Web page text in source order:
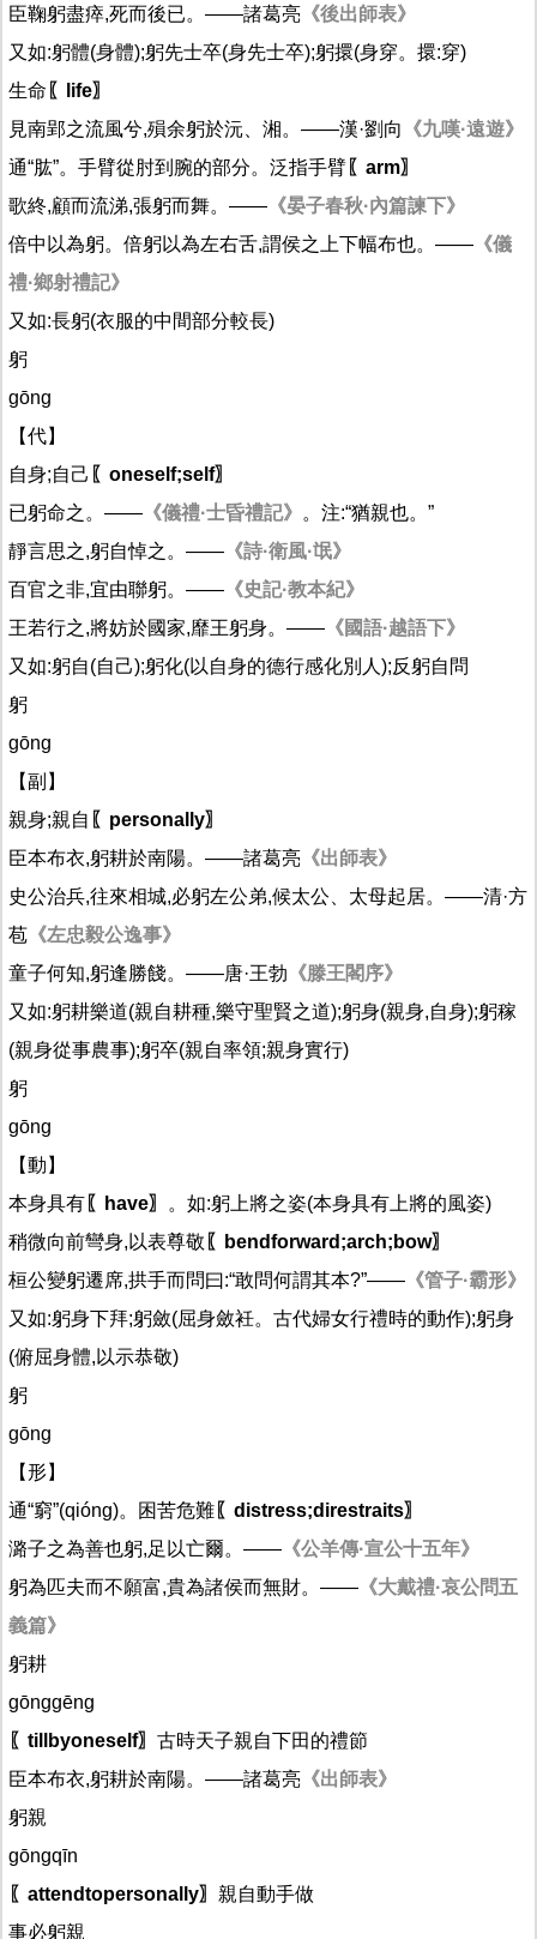
臣鞠躬盡瘁,死而後已。——諸葛亮 《後出師表》
又如:躬體(身體);躬先士卒(身先士卒);躬擐(身穿。擐:穿)
生命 〖life〗
見南郢之流風兮,殞余躬於沅、湘。——漢·劉向
《九嘆·遠遊》
通“肱”。手臂從肘到腕的部分。泛指手臂 〖arm〗
歌終,顧而流涕,張躬而舞。—— 《晏子春秋·內篇諫下》
倍中以為躬。倍躬以為左右舌,謂侯之上下幅布也。—— 《儀
禮·鄉射禮記》
又如:長躬(衣服的中間部分較長)
躬
gōng
【代】
自身;自己 〖oneself;self〗
已躬命之。—— 《儀禮·士昏禮記》 。注:“猶親也。”
靜言思之,躬自悼之。—— 《詩·衛風·氓》
百官之非,宜由聯躬。—— 《史記·教本紀》
王若行之,將妨於國家,靡王躬身。—— 《國語·越語下》
又如:躬自(自己);躬化(以自身的德行感化別人);反躬自問
躬
gōng
【副】
親身;親自 〖personally〗
臣本布衣,躬耕於南陽。——諸葛亮 《出師表》
史公治兵,往來相城,必躬左公弟,候太公、太母起居。——清·方
苞 《左忠毅公逸事》
童子何知,躬逢勝餞。——唐·王勃 《滕王閣序》
又如:躬耕樂道(親自耕種,樂守聖賢之道);躬身(親身,自身);躬稼
(親身從事農事);躬卒(親自率領;親身實行)
躬
gōng
【動】
本身具有 〖have〗
。如:躬上將之姿(本身具有上將的風姿)
稍微向前彎身,以表尊敬 〖bendforward;arch;bow〗
桓公變躬遷席,拱手而問曰:“敢問何謂其本?”—— 《管子·霸形》
又如:躬身下拜;躬斂(屈身斂衽。古代婦女行禮時的動作);躬身
(俯屈身體,以示恭敬)
躬
gōng
【形】
通“窮”(qióng)。困苦危難 〖distress;direstraits〗
潞子之為善也躬,足以亡爾。—— 《公羊傳·宣公十五年》
躬為匹夫而不願富,貴為諸侯而無財。—— 《大戴禮·哀公問五
義篇》
躬耕
gōnggēng
〖tillbyoneself〗 古時天子親自下田的禮節
臣本布衣,躬耕於南陽。——諸葛亮 《出師表》
躬親
gōngqīn
〖attendtopersonally〗 親自動手做
事必躬親